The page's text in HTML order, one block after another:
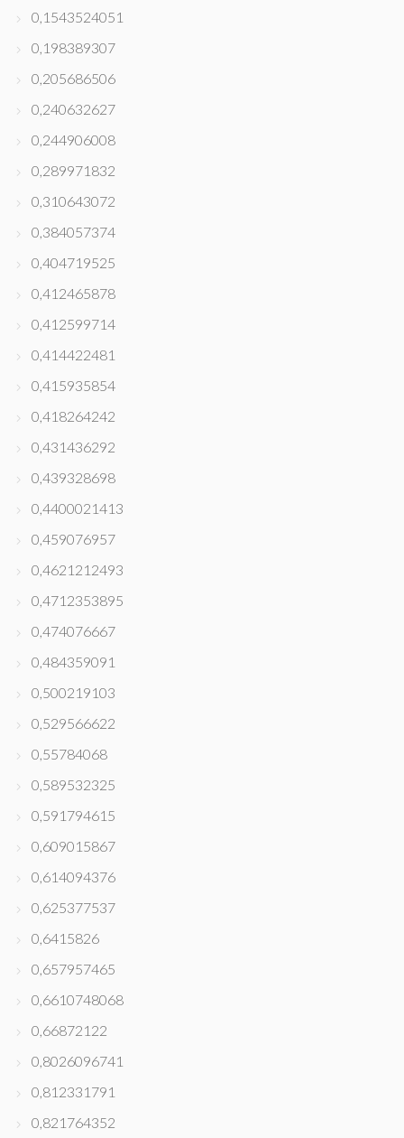
0,1543524051
0,198389307
0,205686506
0,240632627
0,244906008
0,289971832
0,310643072
0,384057374
0,404719525
0,412465878
0,412599714
0,414422481
0,415935854
0,418264242
0,431436292
0,439328698
0,4400021413
0,459076957
0,4621212493
0,4712353895
0,474076667
0,484359091
0,500219103
0,529566622
0,55784068
0,589532325
0,591794615
0,609015867
0,614094376
0,625377537
0,6415826
0,657957465
0,6610748068
0,66872122
0,8026096741
0,812331791
0,821764352